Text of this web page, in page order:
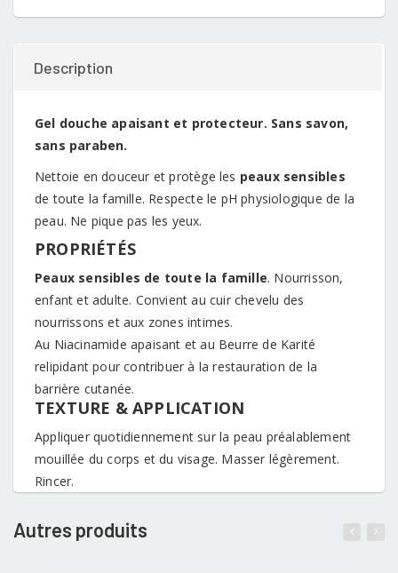
Description
Gel douche apaisant et protecteur. Sans savon,
sans paraben.
Nettoie en douceur et protège les peaux sensibles
de toute la famille. Respecte le pH physiologique de la
peau. Ne pique pas les yeux.
PROPRIÉTÉS
Peaux sensibles de toute la famille. Nourrisson,
enfant et adulte. Convient au cuir chevelu des
nourrissons et aux zones intimes.
Au Niacinamide apaisant et au Beurre de Karité
relipidant pour contribuer à la restauration de la
barrière cutanée.
TEXTURE & APPLICATION
Appliquer quotidiennement sur la peau préalablement
mouillée du corps et du visage. Masser légèrement.
Rincer.
Autres produits